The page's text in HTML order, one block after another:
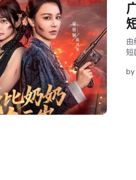
由
短
by